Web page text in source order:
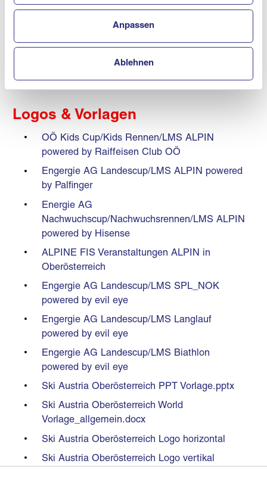
Anpassen
Ablehnen
2025.26
Leistungssportarten
Kaderlisten und Infos unter den jeweilgen Sportarten!
Logos & Vorlagen
OÖ Kids Cup/Kids Rennen/LMS ALPIN
powered by Raiffeisen Club OÖ
Engergie AG Landescup/LMS ALPIN powered
by Palfinger
Energie AG
Nachwuchscup/Nachwuchsrennen/LMS ALPIN
powered by Hisense
ALPINE FIS Veranstaltungen ALPIN in
Oberösterreich
Engergie AG Landescup/LMS SPL_NOK
powered by evil eye
Engergie AG Landescup/LMS Langlauf
powered by evil eye
Engergie AG Landescup/LMS Biathlon
powered by evil eye
Ski Austria Oberösterreich PPT Vorlage.pptx
Ski Austria Oberösterreich World
Vorlage_allgemein.docx
Ski Austria Oberösterreich Logo horizontal
Ski Austria Oberösterreich Logo vertikal